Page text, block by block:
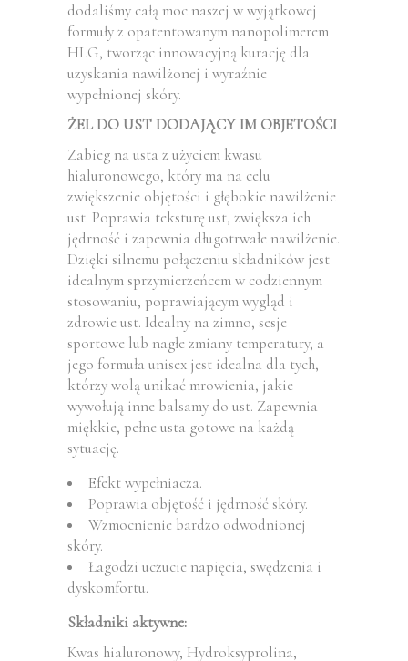
dodaliśmy całą moc naszej w wyjątkowej
formuły z opatentowanym nanopolimerem
HLG, tworząc innowacyjną kurację dla
uzyskania nawilżonej i wyraźnie
wypełnionej skóry.
ŻEL DO UST DODAJĄCY IM OBJETOŚCI
Zabieg na usta z użyciem kwasu
hialuronowego, który ma na celu
zwiększenie objętości i głębokie nawilżenie
ust. Poprawia teksturę ust, zwiększa ich
jędrność i zapewnia długotrwałe nawilżenie.
Dzięki silnemu połączeniu składników jest
idealnym sprzymierzeńcem w codziennym
stosowaniu, poprawiającym wygląd i
zdrowie ust. Idealny na zimno, sesje
sportowe lub nagłe zmiany temperatury, a
jego formuła unisex jest idealna dla tych,
którzy wolą unikać mrowienia, jakie
wywołują inne balsamy do ust. Zapewnia
miękkie, pełne usta gotowe na każdą
sytuację.
Efekt wypełniacza.
Poprawia objętość i jędrność skóry.
Wzmocnienie bardzo odwodnionej
skóry.
Łagodzi uczucie napięcia, swędzenia i
dyskomfortu.
Składniki aktywne:
Kwas hialuronowy, Hydroksyprolina,